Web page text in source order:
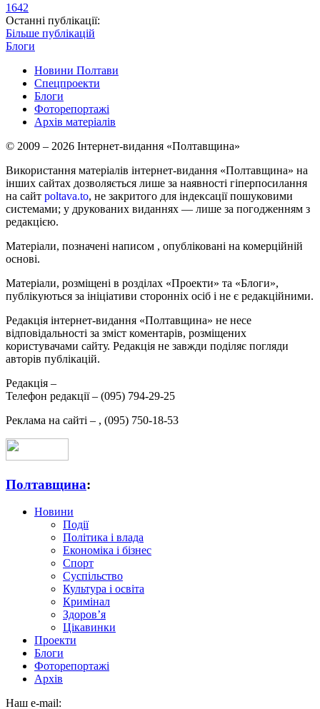
1642
Останні публікації:
Більше публікацій
Блоги
Новини Полтави
Спецпроекти
Блоги
Фоторепортажі
Архів матеріалів
© 2009 – 2026 Інтернет-видання «Полтавщина»
Використання матеріалів інтернет-видання «Полтавщина» на
інших сайтах дозволяється лише за наявності гіперпосилання
на сайт poltava.to, не закритого для індексації пошуковими
системами; у друкованих виданнях — лише за погодженням з
редакцією.
Матеріали, позначені написом , опубліковані на комерційній
основі.
Матеріали, розміщені в розділах «Проекти» та «Блоги»,
публікуються за ініціативи сторонніх осіб і не є редакційними.
Редакція інтернет-видання «Полтавщина» не несе
відповідальності за зміст коментарів, розміщених
користувачами сайту. Редакція не завжди поділяє погляди
авторів публікацій.
Редакція –
Телефон редакції – (095) 794-29-25
Реклама на сайті – , (095) 750-18-53
Полтавщина:
Новини
Події
Політика і влада
Економіка і бізнес
Спорт
Суспільство
Культура і освіта
Кримінал
Здоров’я
Цікавинки
Проекти
Блоги
Фоторепортажі
Архів
Наш e-mail: